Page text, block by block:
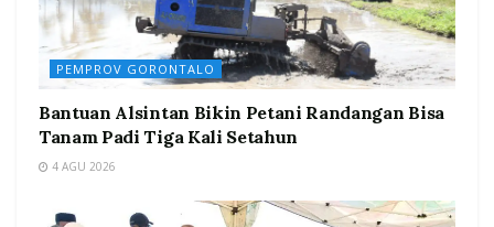
PEMPROV GORONTALO
Bantuan Alsintan Bikin Petani Randangan Bisa
Tanam Padi Tiga Kali Setahun
4 AGU 2026